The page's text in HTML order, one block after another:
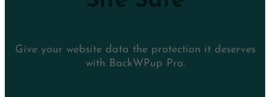
Give your website data the protection it deserves
with BackWPup Pro.